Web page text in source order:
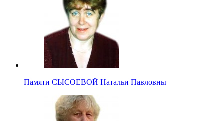
Памяти СЫСОЕВОЙ Натальи Павловны